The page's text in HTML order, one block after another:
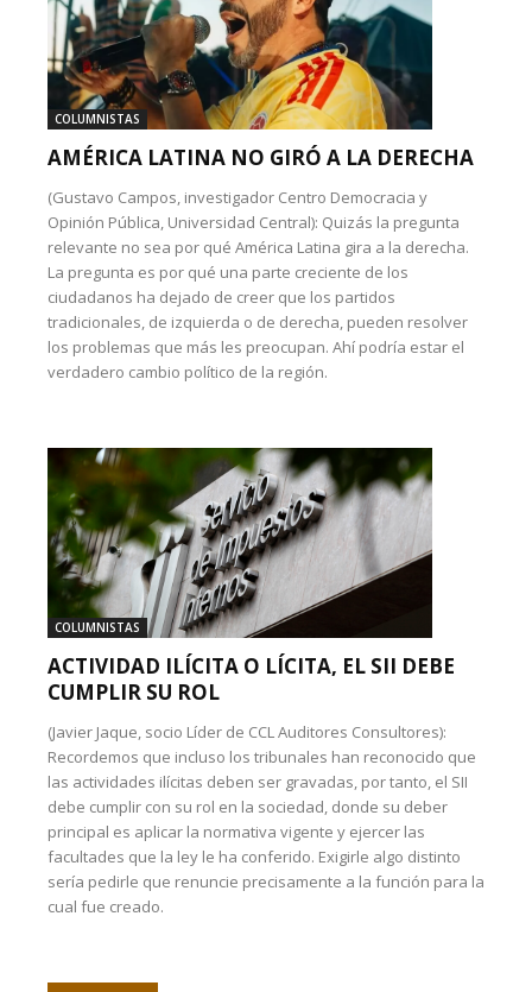
COLUMNISTAS
AMÉRICA LATINA NO GIRÓ A LA DERECHA
(Gustavo Campos, investigador Centro Democracia y
Opinión Pública, Universidad Central): Quizás la pregunta
relevante no sea por qué América Latina gira a la derecha.
La pregunta es por qué una parte creciente de los
ciudadanos ha dejado de creer que los partidos
tradicionales, de izquierda o de derecha, pueden resolver
los problemas que más les preocupan. Ahí podría estar el
verdadero cambio político de la región.
COLUMNISTAS
ACTIVIDAD ILÍCITA O LÍCITA, EL SII DEBE
CUMPLIR SU ROL
(Javier Jaque, socio Líder de CCL Auditores Consultores):
Recordemos que incluso los tribunales han reconocido que
las actividades ilícitas deben ser gravadas, por tanto, el SII
debe cumplir con su rol en la sociedad, donde su deber
principal es aplicar la normativa vigente y ejercer las
facultades que la ley le ha conferido. Exigirle algo distinto
sería pedirle que renuncie precisamente a la función para la
cual fue creado.